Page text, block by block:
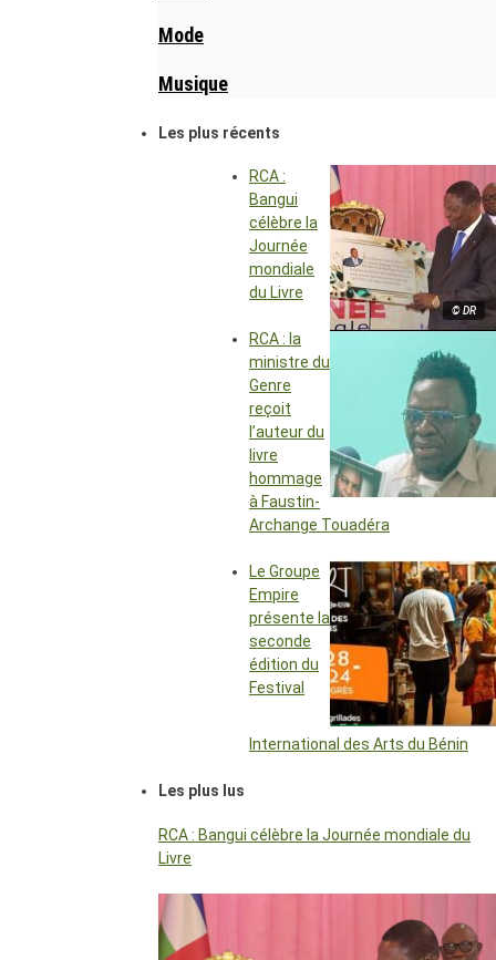
Mode
Musique
Les plus récents
© DR
RCA :
Bangui
célèbre la
Journée
mondiale
du Livre
RCA : la
ministre du
Genre
reçoit
l’auteur du
livre
hommage
à Faustin-
Archange Touadéra
Le Groupe
Empire
présente la
seconde
édition du
Festival
International des Arts du Bénin
Les plus lus
RCA : Bangui célèbre la Journée mondiale du
Livre